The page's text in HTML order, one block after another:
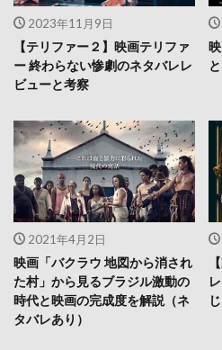
2023年11月9日
【テリファー２】映画テリファ
ー 終わらない惨劇のネタバレレ
ビューと考察
2021年4月2日
映画「バクラウ 地図から消され
た村」から見るブラジル激動の
時代と映画の完成度を解説（ネ
タバレあり）